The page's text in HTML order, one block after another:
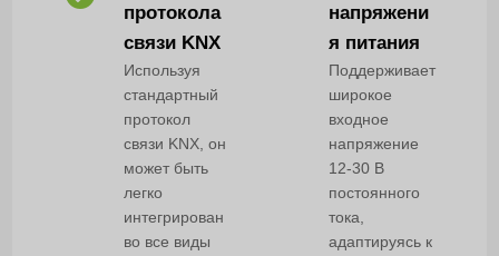
протокола
связи KNX
Используя
стандартный
протокол
связи KNX, он
может быть
легко
интегрирован
во все виды
напряжени
я питания
Поддерживает
широкое
входное
напряжение
12-30 В
постоянного
тока,
адаптируясь к